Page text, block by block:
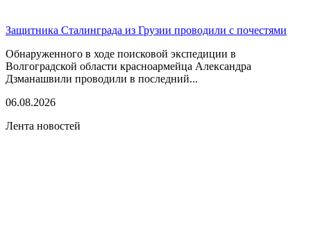
Защитника Сталинграда из Грузии проводили с почестями
Обнаруженного в ходе поисковой экспедиции в
Волгоградской области красноармейца Александра
Дзманашвили проводили в последний...
06.08.2026
Лента новостей